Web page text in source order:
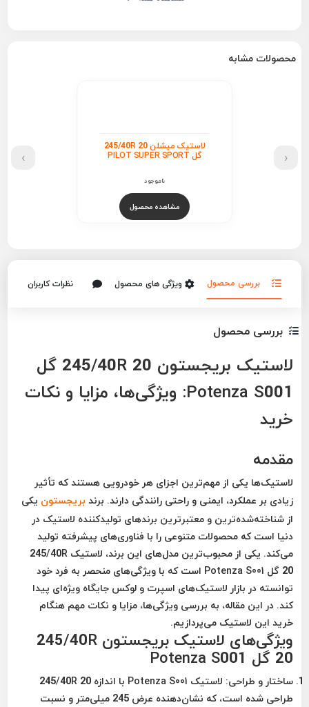
محصولات مشابه
لاستیک میشلن 245/40R 20
گل PILOT SUPER SPORT
ناموجود
مشاهده محصول
‹
›
بررسی محصول ویژگی های محصول نظرات کاربران
بررسی محصول
لاستیک بریجستون 245/40R 20 گل
Potenza S001: ویژگی‌ها، مزایا و نکات
خرید
مقدمه
لاستیک‌ها یکی از مهم‌ترین اجزای هر خودرویی هستند که تأثیر
زیادی بر عملکرد، ایمنی و راحتی رانندگی دارند. برند بریجستون یکی
از شناخته‌شده‌ترین و معتبرترین برندهای تولیدکننده لاستیک در
دنیا است که محصولات متنوعی را با فناوری‌های پیشرفته تولید
می‌کند. یکی از محبوب‌ترین مدل‌های این برند، لاستیک 245/40R
20 گل
Potenza S001 است که با ویژگی‌های منحصر به فرد خود
توانسته در بازار لاستیک‌های اسپرت و لوکس جایگاه ویژه‌ای پیدا
کند. در این مقاله، به بررسی ویژگی‌ها، مزایا و نکات مهم هنگام
خرید این لاستیک می‌پردازیم.
ویژگی‌های لاستیک بریجستون 245/40R
20 گل Potenza S001
ساختار و طراحی: لاستیک Potenza S001
با اندازه 245/40R 20
طراحی شده است، که نشان‌دهنده عرض 245 میلی‌متر و نسبت